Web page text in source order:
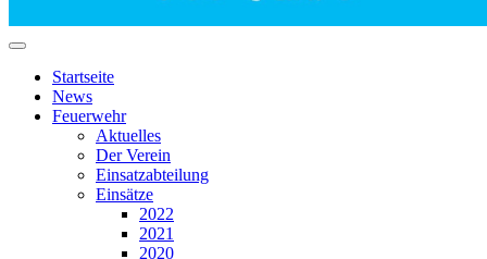
Startseite
News
Feuerwehr
Aktuelles
Der Verein
Einsatzabteilung
Einsätze
2022
2021
2020